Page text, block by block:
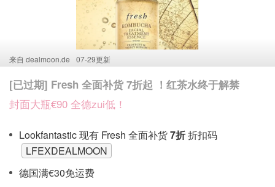
来自 dealmoon.de 07-29更新
[已过期] Fresh 全面补货 7折起 ！红茶水终于解禁
封面大瓶€90 全德zui低！
Lookfantastic 现有 Fresh 全面补货7折折扣码
LFEXDEALMOON
德国满€30免运费